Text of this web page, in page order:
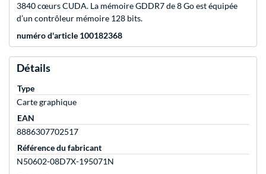
3840 cœurs CUDA. La mémoire GDDR7 de 8 Go est équipée
d’un contrôleur mémoire 128 bits.
numéro d'article 100182368
Détails
Type
Carte graphique
EAN
8886307702517
Référence du fabricant
N50602-08D7X-195071N